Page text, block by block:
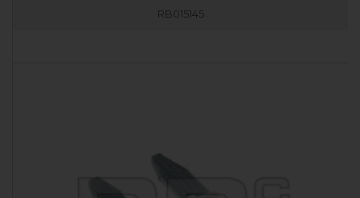
RB015145